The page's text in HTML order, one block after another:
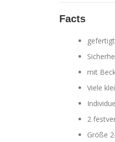
Facts
mit
Viele
2
Größe